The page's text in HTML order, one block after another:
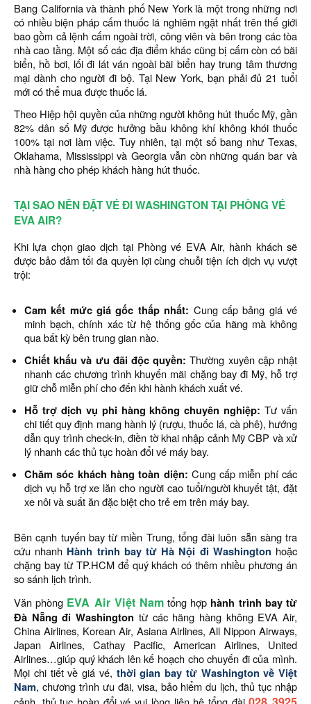
Bang California và thành phố New York là một trong những nơi
có nhiều biện pháp cấm thuốc lá nghiêm ngặt nhất trên thế giới
bao gồm cả lệnh cấm ngoài trời, công viên và bên trong các tòa
nhà cao tầng. Một số các địa điểm khác cũng bị cấm còn có bãi
biển, hồ bơi, lối đi lát ván ngoài bãi biển hay trung tâm thương
mại dành cho người đi bộ. Tại New York, bạn phải đủ 21 tuổi
mới có thể mua được thuốc lá.
Theo Hiệp hội quyền của những người không hút thuốc Mỹ, gần
82% dân số Mỹ được hưởng bầu không khí không khói thuốc
100% tại nơi làm việc. Tuy nhiên, tại một số bang như Texas,
Oklahama, Mississippi và Georgia vẫn còn những quán bar và
nhà hàng cho phép khách hàng hút thuốc.
TẠI SAO NÊN ĐẶT VÉ ĐI WASHINGTON TẠI PHÒNG VÉ
EVA AIR?
Khi lựa chọn giao dịch tại Phòng vé EVA Air, hành khách sẽ
được bảo đảm tối đa quyền lợi cùng chuỗi tiện ích dịch vụ vượt
trội:
Cam kết mức giá gốc thấp nhất: Cung cấp bảng giá vé
minh bạch, chính xác từ hệ thống gốc của hãng mà không
qua bất kỳ bên trung gian nào.
Chiết khấu và ưu đãi độc quyền: Thường xuyên cập nhật
nhanh các chương trình khuyến mãi chặng bay đi Mỹ, hỗ trợ
giữ chỗ miễn phí cho đến khi hành khách xuất vé.
Hỗ trợ dịch vụ phi hàng không chuyên nghiệp: Tư vấn
chi tiết quy định mang hành lý (rượu, thuốc lá, cà phê), hướng
dẫn quy trình check-in, điền tờ khai nhập cảnh Mỹ CBP và xử
lý nhanh các thủ tục hoàn đổi vé máy bay.
Chăm sóc khách hàng toàn diện: Cung cấp miễn phí các
dịch vụ hỗ trợ xe lăn cho người cao tuổi/người khuyết tật, đặt
xe nôi và suất ăn đặc biệt cho trẻ em trên máy bay.
Bên cạnh tuyến bay từ miền Trung, tổng đài luôn sẵn sàng tra
cứu nhanh Hành trình bay từ Hà Nội đi Washington hoặc
chặng bay từ TP.HCM để quý khách có thêm nhiều phương án
so sánh lịch trình.
Văn phòng EVA Air Việt Namtổng hợp hành trình bay từ
Đà Nẵng đi Washington từ các hãng hàng không EVA Air,
China Airlines, Korean Air, Asiana Airlines, All Nippon Airways,
Japan Airlines, Cathay Pacific, American Airlines, United
Airlines…giúp quý khách lên kế hoạch cho chuyến đi của mình.
Mọi chi tiết về giá vé, thời gian bay từ Washington về Việt
Nam, chương trình ưu đãi, visa, bảo hiểm du lịch, thủ tục nhập